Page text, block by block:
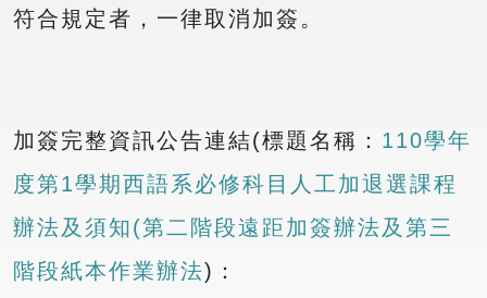
符合規定者，一律取消加簽。
加簽完整資訊公告連結(標題名稱： 110學年
度第1學期西語系必修科目人工加退選課程
辦法及須知(第二階段遠距加簽辦法及第三
階段紙本作業辦法)：